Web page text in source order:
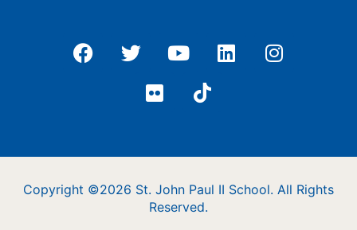
Copyright ©2026 St. John Paul II School. All Rights
Reserved.